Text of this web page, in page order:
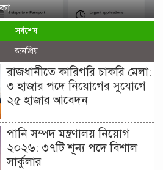
সর্বশেষ
জনপ্রিয়
রাজধানীতে কারিগরি চাকরি মেলা:
৩ হাজার পদে নিয়োগের সুযোগে
২৫ হাজার আবেদন
পানি সম্পদ মন্ত্রণালয় নিয়োগ
২০২৬: ৩৭টি শূন্য পদে বিশাল
সার্কুলার